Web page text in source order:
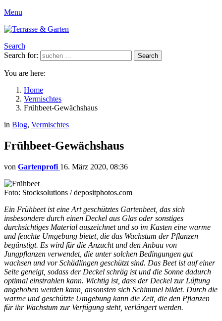
Menu
Search
Search for:
Search
You are here:
Home
Vermischtes
Frühbeet-Gewächshaus
in Blog, Vermischtes
Frühbeet-Gewächshaus
von Gartenprofi 16. März 2020, 08:36
Foto: Stocksolutions / depositphotos.com
Ein Frühbeet ist eine Art geschütztes Gartenbeet, das sich
insbesondere durch einen Deckel aus Glas oder sonstiges
durchsichtiges Material auszeichnet und so im Kasten eine warme
und feuchte Umgebung bietet, die das Wachstum der Pflanzen
begünstigt. Es wird für die Anzucht und den Anbau von
Jungpflanzen verwendet, die unter solchen Bedingungen gut
wachsen und vor Schädlingen geschützt sind. Das Beet ist auf einer
Seite geneigt, sodass der Deckel schräg ist und die Sonne dadurch
optimal einstrahlen kann. Wichtig ist, dass der Deckel zur Lüftung
angehoben werden kann, ansonsten sich Schimmel bildet. Durch die
warme und geschützte Umgebung kann die Zeit, die den Pflanzen
für ihr Wachstum zur Verfügung steht, verlängert werden.